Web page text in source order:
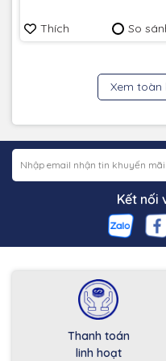
Thích So
Xem toàn
Kết nối
Thanh toán
linh hoạt